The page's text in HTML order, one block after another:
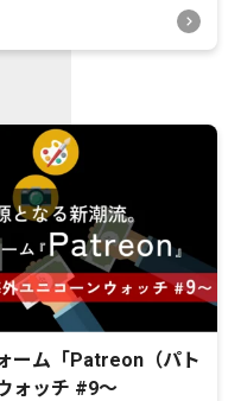
ーム「Patreon（パト
ォッチ #9〜